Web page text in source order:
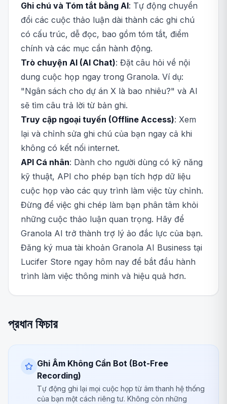
Ghi chú và Tóm tắt bằng AI: Tự động chuyển
đổi các cuộc thảo luận dài thành các ghi chú
có cấu trúc, dễ đọc, bao gồm tóm tắt, điểm
chính và các mục cần hành động.
Trò chuyện AI (AI Chat): Đặt câu hỏi về nội
dung cuộc họp ngay trong Granola. Ví dụ:
"Ngân sách cho dự án X là bao nhiêu?" và AI
sẽ tìm câu trả lời từ bản ghi.
Truy cập ngoại tuyến (Offline Access): Xem
lại và chỉnh sửa ghi chú của bạn ngay cả khi
không có kết nối internet.
API Cá nhân: Dành cho người dùng có kỹ năng
kỹ thuật, API cho phép bạn tích hợp dữ liệu
cuộc họp vào các quy trình làm việc tùy chỉnh.
Đừng để việc ghi chép làm bạn phân tâm khỏi
những cuộc thảo luận quan trọng. Hãy để
Granola AI trở thành trợ lý ảo đắc lực của bạn.
Đăng ký mua tài khoản Granola AI Business tại
Lucifer Store ngay hôm nay để bắt đầu hành
trình làm việc thông minh và hiệu quả hơn.
প্রধান ফিচার
Ghi Âm Không Cần Bot (Bot-Free
Recording)
Tự động ghi lại mọi cuộc họp từ âm thanh hệ thống
của bạn một cách riêng tư. Không còn những